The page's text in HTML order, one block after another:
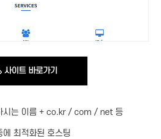
사이트 바로가기
시는 이름 + co.kr / com / net 등
에 최적화된 호스팅